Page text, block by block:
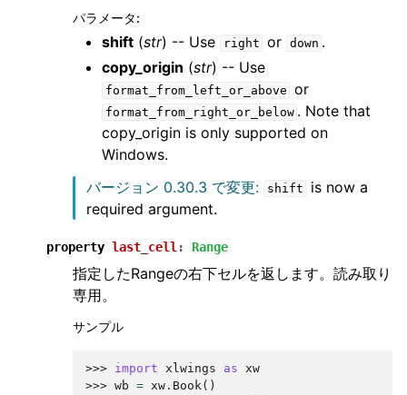
パラメータ:
shift (str) -- Use right or down .
copy_origin (str) -- Use
format_from_left_or_above or
format_from_right_or_below . Note that
copy_origin is only supported on
Windows.
バージョン 0.30.3 で変更:
shift
is now a
required argument.
property last_cell : Range
指定したRangeの右下セルを返します。読み取り
専用。
サンプル
>>> import xlwings as xw
>>> wb = xw . Book()